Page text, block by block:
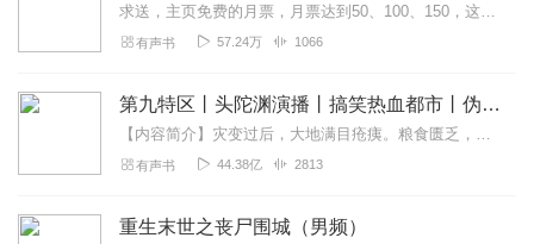
求送，主页免费的月票，月票达到50、100、150，这类基数的，连续爆更哦~每天12点更新5集主播：云龙（0.7）音量：1.3倍背景音乐：无连载文目前到共108...
有声书 57.24万 1066
第九特区丨头陀渊演播丨搞笑热血都市丨伪戒丨VIP免费多人有声剧
【内容简介】灾变过后，大地满目疮痍。粮食匮乏，资源紧俏，局势混乱……一位从待规划区杀出来的青年，背对着漫天黄沙，孤身来到九区谋生，却不曾想偶然结识三五好友，一念...
有声书 44.38亿 2813
重生末世之丧尸围城（男频）